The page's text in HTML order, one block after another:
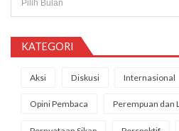
KATEGORI
Aksi Diskusi Internasional
Opini Pembaca Perempuan dan